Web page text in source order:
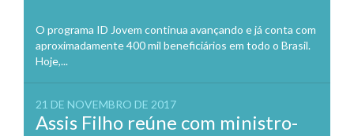
O programa ID Jovem continua avançando e já conta com
aproximadamente 400 mil beneficiários em todo o Brasil.
Hoje,...
21 DE NOVEMBRO DE 2017
Assis Filho reúne com ministro-